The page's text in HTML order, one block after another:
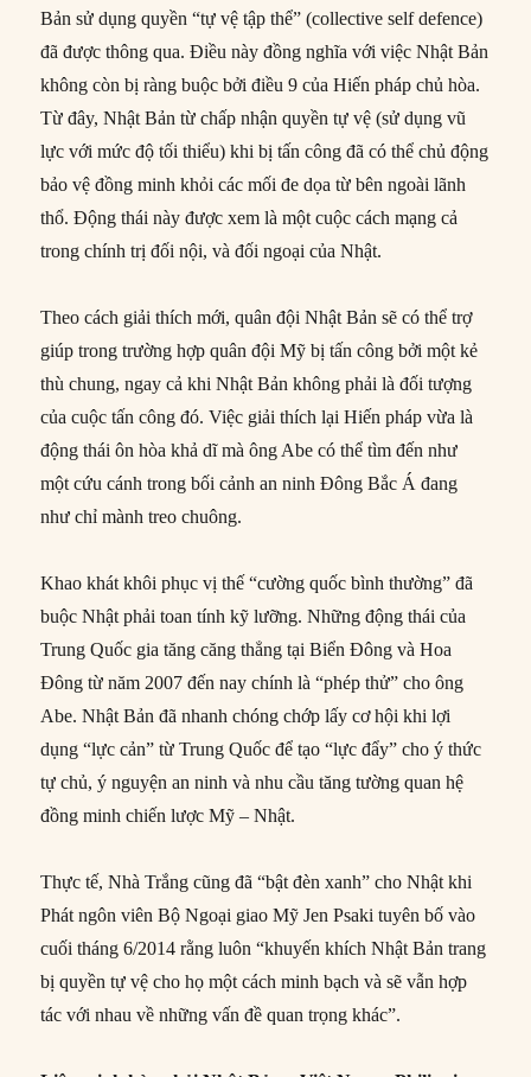
Bản sử dụng quyền “tự vệ tập thể” (collective self defence)
đã được thông qua. Điều này đồng nghĩa với việc Nhật Bản
không còn bị ràng buộc bởi điều 9 của Hiến pháp chủ hòa.
Từ đây, Nhật Bản từ chấp nhận quyền tự vệ (sử dụng vũ
lực với mức độ tối thiểu) khi bị tấn công đã có thể chủ động
bảo vệ đồng minh khỏi các mối đe dọa từ bên ngoài lãnh
thổ. Động thái này được xem là một cuộc cách mạng cả
trong chính trị đối nội, và đối ngoại của Nhật.
Theo cách giải thích mới, quân đội Nhật Bản sẽ có thể trợ
giúp trong trường hợp quân đội Mỹ bị tấn công bởi một kẻ
thù chung, ngay cả khi Nhật Bản không phải là đối tượng
của cuộc tấn công đó. Việc giải thích lại Hiến pháp vừa là
động thái ôn hòa khả dĩ mà ông Abe có thể tìm đến như
một cứu cánh trong bối cảnh an ninh Đông Bắc Á đang
như chỉ mành treo chuông.
Khao khát khôi phục vị thế “cường quốc bình thường” đã
buộc Nhật phải toan tính kỹ lưỡng. Những động thái của
Trung Quốc gia tăng căng thẳng tại Biển Đông và Hoa
Đông từ năm 2007 đến nay chính là “phép thử” cho ông
Abe. Nhật Bản đã nhanh chóng chớp lấy cơ hội khi lợi
dụng “lực cản” từ Trung Quốc để tạo “lực đẩy” cho ý thức
tự chủ, ý nguyện an ninh và nhu cầu tăng tường quan hệ
đồng minh chiến lược Mỹ – Nhật.
Thực tế, Nhà Trắng cũng đã “bật đèn xanh” cho Nhật khi
Phát ngôn viên Bộ Ngoại giao Mỹ Jen Psaki tuyên bố vào
cuối tháng 6/2014 rằng luôn “khuyến khích Nhật Bản trang
bị quyền tự vệ cho họ một cách minh bạch và sẽ vẫn hợp
tác với nhau về những vấn đề quan trọng khác”.